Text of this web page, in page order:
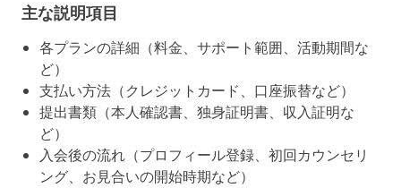
主な説明項目
各プランの詳細（料金、サポート範囲、活動期間な
ど）
支払い方法（クレジットカード、口座振替など）
提出書類（本人確認書、独身証明書、収入証明な
ど）
入会後の流れ（プロフィール登録、初回カウンセリ
ング、お見合いの開始時期など）